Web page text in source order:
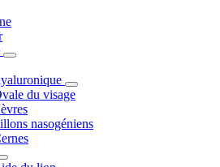
du visage
nasogéniens